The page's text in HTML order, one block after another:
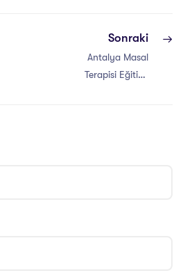
Sonraki
Antalya Masal
Terapisi Eğitimi